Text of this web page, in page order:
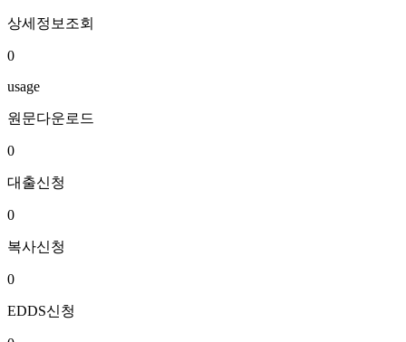
상세정보조회
0
usage
원문다운로드
0
대출신청
0
복사신청
0
EDDS신청